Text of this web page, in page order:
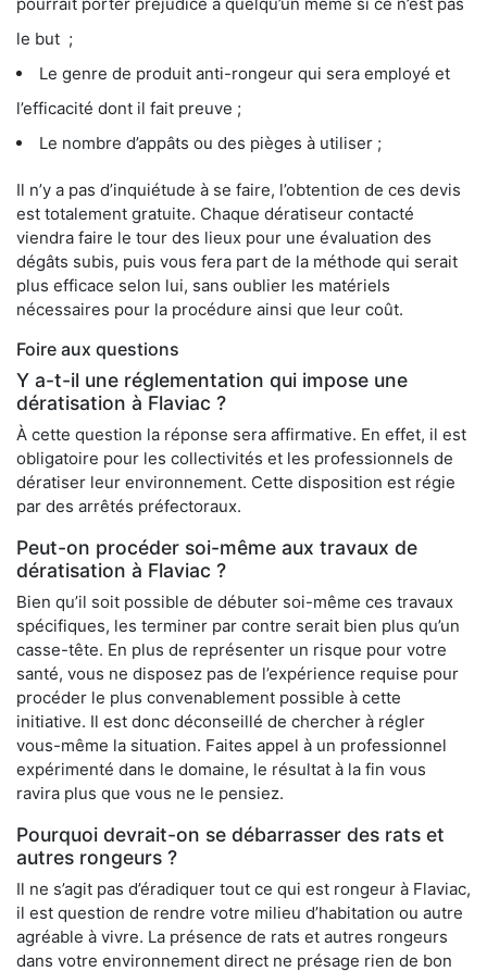
pourrait porter préjudice à quelqu’un même si ce n’est pas
le but ;
Le genre de produit anti-rongeur qui sera employé et
l’efficacité dont il fait preuve ;
Le nombre d’appâts ou des pièges à utiliser ;
Il n’y a pas d’inquiétude à se faire, l’obtention de ces devis
est totalement gratuite. Chaque dératiseur contacté
viendra faire le tour des lieux pour une évaluation des
dégâts subis, puis vous fera part de la méthode qui serait
plus efficace selon lui, sans oublier les matériels
nécessaires pour la procédure ainsi que leur coût.
Foire aux questions
Y a-t-il une réglementation qui impose une
dératisation à Flaviac ?
À cette question la réponse sera affirmative. En effet, il est
obligatoire pour les collectivités et les professionnels de
dératiser leur environnement. Cette disposition est régie
par des arrêtés préfectoraux.
Peut-on procéder soi-même aux travaux de
dératisation à Flaviac ?
Bien qu’il soit possible de débuter soi-même ces travaux
spécifiques, les terminer par contre serait bien plus qu’un
casse-tête. En plus de représenter un risque pour votre
santé, vous ne disposez pas de l’expérience requise pour
procéder le plus convenablement possible à cette
initiative. Il est donc déconseillé de chercher à régler
vous-même la situation. Faites appel à un professionnel
expérimenté dans le domaine, le résultat à la fin vous
ravira plus que vous ne le pensiez.
Pourquoi devrait-on se débarrasser des rats et
autres rongeurs ?
Il ne s’agit pas d’éradiquer tout ce qui est rongeur à Flaviac,
il est question de rendre votre milieu d’habitation ou autre
agréable à vivre. La présence de rats et autres rongeurs
dans votre environnement direct ne présage rien de bon